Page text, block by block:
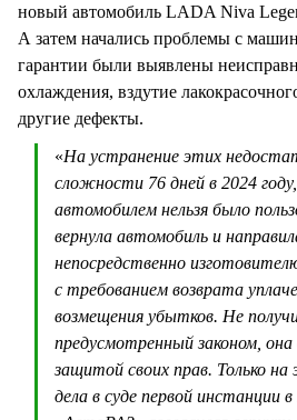
новый автомобиль LADA Niva
А затем начались проблемы с
гарантии были выявлены
охлаждения, вздутие
другие дефекты.
«На устранение этих
сложности 76 дней в 2024
автомобилем нельзя было
вернула автомобиль и
непосредственно
с требованием возврата
возмещения убытков. Не
предусмотренный законом, она
защитой своих прав. Только
дела в суде первой инстанции